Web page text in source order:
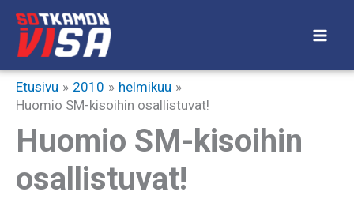
Siirry
sisältöön
Etusivu 2010
helmikuu
Huomio SM-kisoihin osallistuvat!
Huomio SM-kisoihin
osallistuvat!